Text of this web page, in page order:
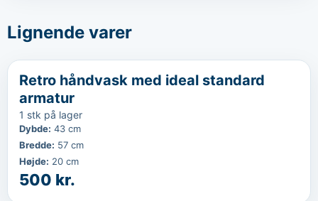
Lignende varer
‹
Retro håndvask med ideal standard
armatur
1 stk på lager
Dybde: 43 cm
Bredde: 57 cm
Højde: 20 cm
500 kr.